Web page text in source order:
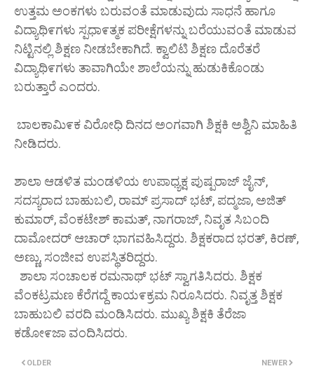
ಉತ್ತಮ ಅಂಕಗಳು ಬರುವಂತೆ ಮಾಡುವುದು ಸಾಧನೆ ಹಾಗೂ
ವಿದ್ಯಾಥಿ೯ಗಳು ಸ್ಪಧಾ೯ತ್ಮಕ ಪರೀಕ್ಷೆಗಳನ್ನು ಬರೆಯುವಂತೆ ಮಾಡುವ
ನಿಟ್ಟಿನಲ್ಲಿ ಶಿಕ್ಷಣ ನೀಡಬೇಕಾಗಿದೆ. ಕ್ವಾಲಿಟಿ ಶಿಕ್ಷಣ ದೊರೆತರೆ
ವಿದ್ಯಾಥಿ೯ಗಳು ತಾವಾಗಿಯೇ ಶಾಲೆಯನ್ನು ಹುಡುಕಿಕೊಂಡು
ಬರುತ್ತಾರೆ ಎಂದರು.
ಬಾಲಕಾಮಿ೯ಕ ವಿರೋಧಿ ದಿನದ ಅಂಗವಾಗಿ ಶಿಕ್ಷಕಿ ಅಶ್ವಿನಿ ಮಾಹಿತಿ
ನೀಡಿದರು.
ಶಾಲಾ ಆಡಳಿತ ಮಂಡಳಿಯ ಉಪಾಧ್ಯಕ್ಷ ಪುಷ್ಪರಾಜ್ ಜೈನ್,
ಸದಸ್ಯರಾದ ಬಾಹುಬಲಿ, ರಾಮ್ ಪ್ರಸಾದ್ ಭಟ್, ಪದ್ಮಜಾ, ಅಜಿತ್
ಕುಮಾರ್, ವೆಂಕಟೇಶ್ ಕಾಮತ್, ನಾಗರಾಜ್, ನಿವೃತ ಸಿಬಂದಿ
ದಾಮೋದರ್ ಆಚಾರ್ ಭಾಗವಹಿಸಿದ್ದರು. ಶಿಕ್ಷಕರಾದ ಭರತ್, ಕಿರಣ್,
ಅಣ್ಣು, ಸಂಜೀವ ಉಪಸ್ಥಿತರಿದ್ದರು.
ಶಾಲಾ ಸಂಚಾಲಕ ರಮನಾಥ್ ಭಟ್ ಸ್ವಾಗತಿಸಿದರು. ಶಿಕ್ಷಕ
ವೆಂಕಟ್ರಮಣ ಕೆರೆಗದ್ದೆ ಕಾಯ೯ಕ್ರಮ ನಿರೂಸಿದರು. ನಿವೃತ್ತ ಶಿಕ್ಷಕ
ಬಾಹುಬಲಿ ವರದಿ ಮಂಡಿಸಿದರು. ಮುಖ್ಯ ಶಿಕ್ಷಕಿ ತೆರೆಜಾ
ಕಡೋ೯ಜಾ ವಂದಿಸಿದರು.
NEWER
OLDER